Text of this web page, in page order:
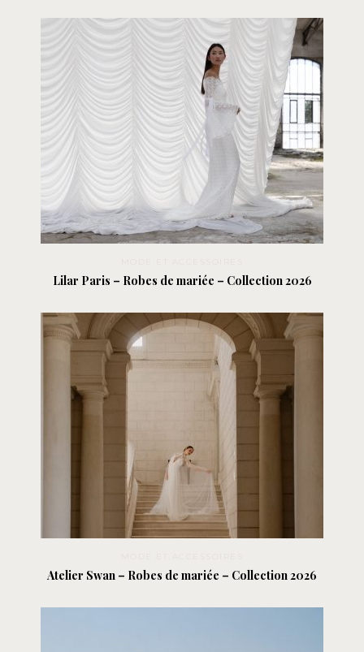
Lilar Paris – Robes de mariée – Collection 2026
Atelier Swan – Robes de mariée – Collection 2026